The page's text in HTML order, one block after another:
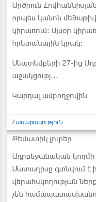
Արծրուն
որպես կանոն
կիրառում: Այսօր
հրետանային կրակ:
Սեպտեմբերի 27-ից
աջակցությ...
Կարդալ ամբողջովին
Հասարակություն
Թեմատիկ լուրեր
Ադրբեջանական կողմի
Մատաղիսը գտնվում է
վերահսկողության
չեն